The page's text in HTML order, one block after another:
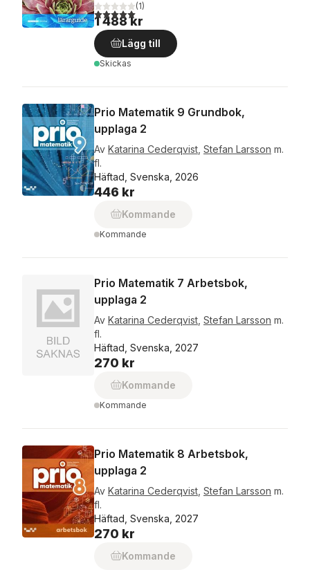
5,0utav 5 stjärnor. Totalt antal röster:
(1)
1 488 kr
Lägg till
Skickas
Prio Matematik 9 Grundbok,
upplaga 2
Av Katarina Cederqvist Stefan Larsson m.
fl.
Häftad, Svenska, 2026
446 kr
Kommande
Kommande
Prio Matematik 7 Arbetsbok,
upplaga 2
Av Katarina Cederqvist Stefan Larsson m.
fl.
Häftad, Svenska, 2027
270 kr
Kommande
Kommande
Prio Matematik 8 Arbetsbok,
upplaga 2
Av Katarina Cederqvist Stefan Larsson m.
fl.
Häftad, Svenska, 2027
270 kr
Kommande